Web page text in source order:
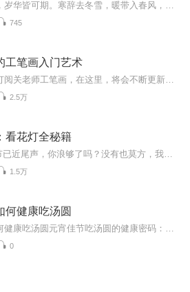
745
工笔画入门艺术
2.5万
看花灯全秘籍
1.5万
何健康吃汤圆
0